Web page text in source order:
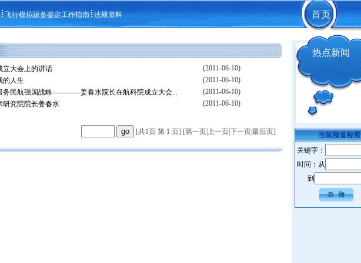
飞行模拟设备鉴定工作指南 法规资料 首页
立大会上的讲话
(2011-06-10)
的人生
(2011-06-10)
务民航强国战略————姜春水院长在航科院成立大会...
(2011-06-10)
研究院院长姜春水
(2011-06-10)
[共1页 第 1 页] [第一页上一页下一页最后页]
热点新闻
当前频道检索
关键字：
时间：从
到